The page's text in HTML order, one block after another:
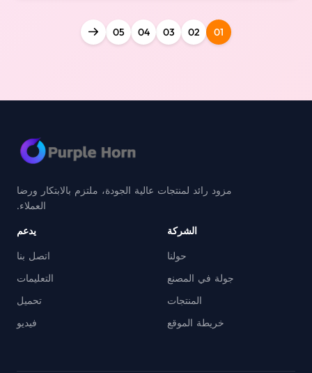
01
02
03
04
05
مزود رائد لمنتجات عالية الجودة، ملتزم بالابتكار ورضا
العملاء.
الشركة
حولنا
جولة في المصنع
المنتجات
خريطة الموقع
يدعم
اتصل بنا
التعليمات
تحميل
فيديو